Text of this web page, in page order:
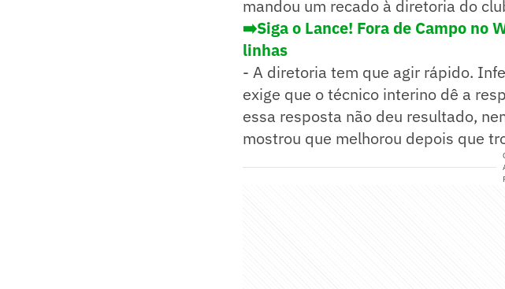
mandou um recado à diretoria do
➡️Siga o Lance! Fora de Campo no
linhas
- A diretoria tem que agir rápido.
exige que o técnico interino dê a
essa resposta não deu resultado,
mostrou que melhorou depois que